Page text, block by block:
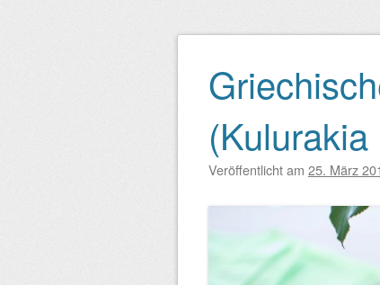
Veröffentlicht am 25. März